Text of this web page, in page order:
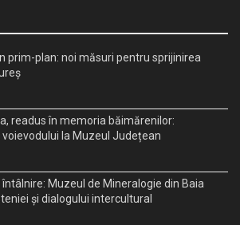
prim-plan: noi măsuri pentru sprijinirea
readus în memoria băimărenilor:
la Muzeul Județean
Muzeul de Mineralogie din Baia
și dialogului intercultural